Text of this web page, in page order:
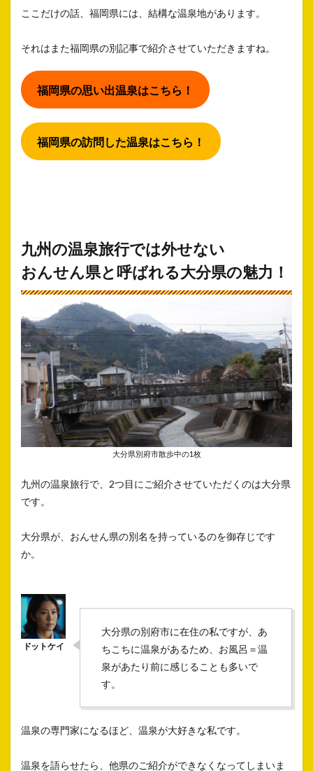
ここだけの話、福岡県には、結構な温泉地があります。
それはまた福岡県の別記事で紹介させていただきますね。
福岡県の思い出温泉はこちら！
福岡県の訪問した温泉はこちら！
九州の温泉旅行では外せない
おんせん県と呼ばれる大分県の魅力！
大分県別府市散歩中の1枚
九州の温泉旅行で、2つ目にご紹介させていただくのは大分県
です。
大分県が、おんせん県の別名を持っているのを御存じです
か。
大分県の別府市に在住の私ですが、あ
ちこちに温泉があるため、お風呂＝温
泉があたり前に感じることも多いで
す。
温泉の専門家になるほど、温泉が大好きな私です。
温泉を語らせたら、他県のご紹介ができなくなってしまいま